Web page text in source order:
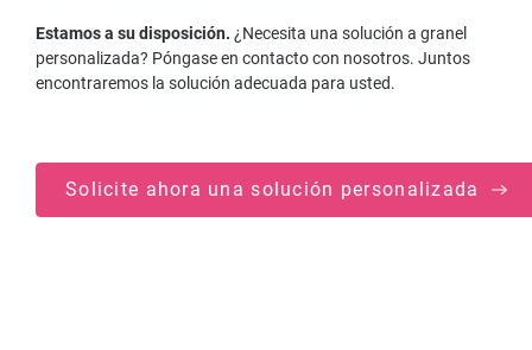
Estamos a su disposición. ¿Necesita una solución a granel
personalizada? Póngase en contacto con nosotros. Juntos
encontraremos la solución adecuada para usted.
Solicite ahora una solución personalizada